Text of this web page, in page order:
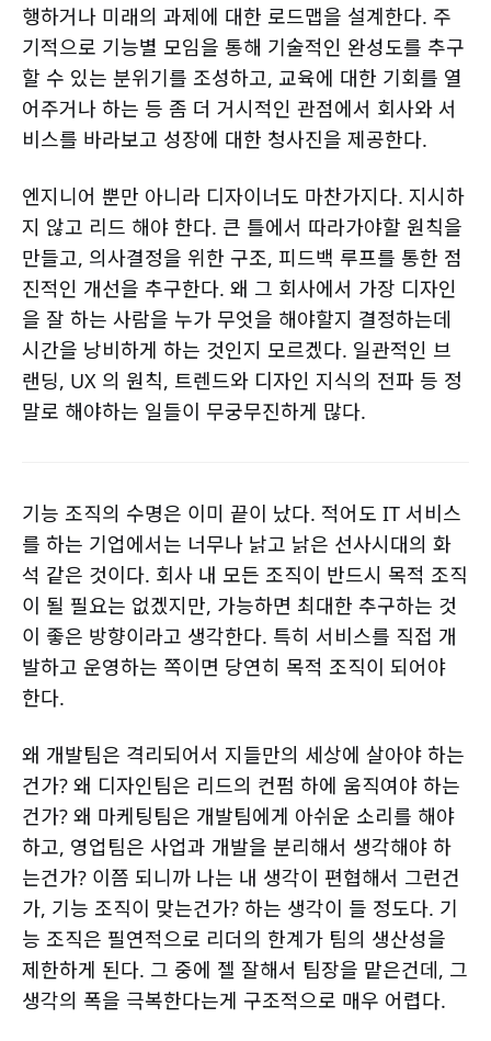
행하거나 미래의 과제에 대한 로드맵을 설계한다. 주
기적으로 기능별 모임을 통해 기술적인 완성도를 추구
할 수 있는 분위기를 조성하고, 교육에 대한 기회를 열
어주거나 하는 등 좀 더 거시적인 관점에서 회사와 서
비스를 바라보고 성장에 대한 청사진을 제공한다.
엔지니어 뿐만 아니라 디자이너도 마찬가지다. 지시하
지 않고 리드 해야 한다. 큰 틀에서 따라가야할 원칙을
만들고, 의사결정을 위한 구조, 피드백 루프를 통한 점
진적인 개선을 추구한다. 왜 그 회사에서 가장 디자인
을 잘 하는 사람을 누가 무엇을 해야할지 결정하는데
시간을 낭비하게 하는 것인지 모르겠다. 일관적인 브
랜딩, UX 의 원칙, 트렌드와 디자인 지식의 전파 등 정
말로 해야하는 일들이 무궁무진하게 많다.
기능 조직의 수명은 이미 끝이 났다. 적어도 IT 서비스
를 하는 기업에서는 너무나 낡고 낡은 선사시대의 화
석 같은 것이다. 회사 내 모든 조직이 반드시 목적 조직
이 될 필요는 없겠지만, 가능하면 최대한 추구하는 것
이 좋은 방향이라고 생각한다. 특히 서비스를 직접 개
발하고 운영하는 쪽이면 당연히 목적 조직이 되어야
한다.
왜 개발팀은 격리되어서 지들만의 세상에 살아야 하는
건가? 왜 디자인팀은 리드의 컨펌 하에 움직여야 하는
건가? 왜 마케팅팀은 개발팀에게 아쉬운 소리를 해야
하고, 영업팀은 사업과 개발을 분리해서 생각해야 하
는건가? 이쯤 되니까 나는 내 생각이 편협해서 그런건
가, 기능 조직이 맞는건가? 하는 생각이 들 정도다. 기
능 조직은 필연적으로 리더의 한계가 팀의 생산성을
제한하게 된다. 그 중에 젤 잘해서 팀장을 맡은건데, 그
생각의 폭을 극복한다는게 구조적으로 매우 어렵다.